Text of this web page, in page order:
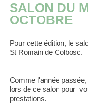
SALON DU
OCTOBRE
Pour cette édition, le
St Romain de Colbosc.
Comme l'année
lors de ce salon pour
prestations.